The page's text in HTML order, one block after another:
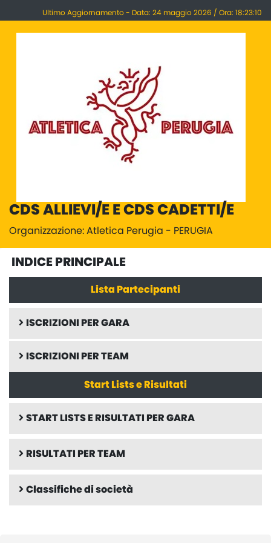
Ultimo Aggiornamento - Data: 24 maggio 2026 / Ora: 18:23:10
CDS ALLIEVI/E E CDS CADETTI/E
Organizzazione: Atletica Perugia - PERUGIA
INDICE PRINCIPALE
Lista Partecipanti
ISCRIZIONI PER GARA
ISCRIZIONI PER TEAM
Start Lists e Risultati
START LISTS E RISULTATI PER GARA
RISULTATI PER TEAM
Classifiche di società